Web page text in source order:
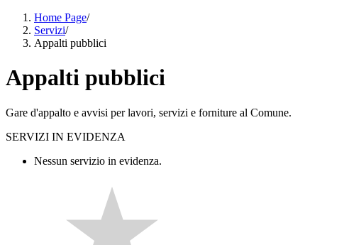
Home Page/
Servizi/
Appalti pubblici
Appalti pubblici
Gare d'appalto e avvisi per lavori, servizi e forniture al Comune.
SERVIZI IN EVIDENZA
Nessun servizio in evidenza.